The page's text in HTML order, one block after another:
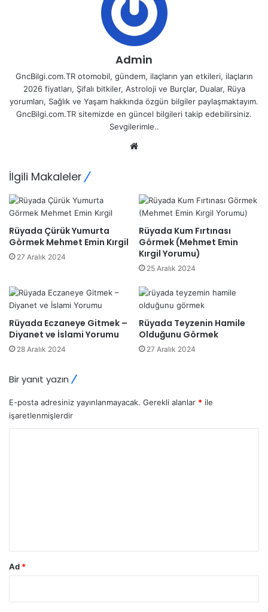
Admin
GncBilgi.com.TR otomobil, gündem, ilaçların yan etkileri, ilaçların
2026 fiyatları, Şifalı bitkiler, Astroloji ve Burçlar, Dualar, Rüya
yorumları, Sağlık ve Yaşam hakkında özgün bilgiler paylaşmaktayım.
GncBilgi.com.TR sitemizde en güncel bilgileri takip edebilirsiniz.
Sevgilerimle..
İlgili Makaleler
Rüyada Çürük Yumurta
Görmek Mehmet Emin Kırgil
27 Aralık 2024
Rüyada Kum Fırtınası
Görmek (Mehmet Emin
Kırgil Yorumu)
25 Aralık 2024
Rüyada Eczaneye Gitmek –
Diyanet ve İslami Yorumu
28 Aralık 2024
Rüyada Teyzenin Hamile
Olduğunu Görmek
27 Aralık 2024
Bir yanıt yazın
E-posta adresiniz yayınlanmayacak. Gerekli alanlar * ile
işaretlenmişlerdir
Ad *